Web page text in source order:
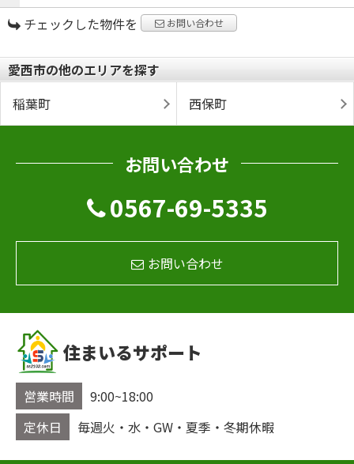
チェックした物件を お問い合わせ
愛西市の他のエリアを探す
稲葉町
西保町
お問い合わせ
0567-69-5335
お問い合わせ
住まいるサポート
営業時間
9:00~18:00
定休日
毎週火・水・GW・夏季・冬期休暇